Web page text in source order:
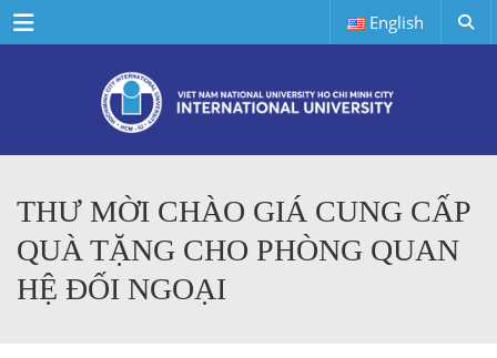
Menu English
THƯ MỜI CHÀO GIÁ CUNG CẤP
QUÀ TẶNG CHO PHÒNG QUAN
HỆ ĐỐI NGOẠI